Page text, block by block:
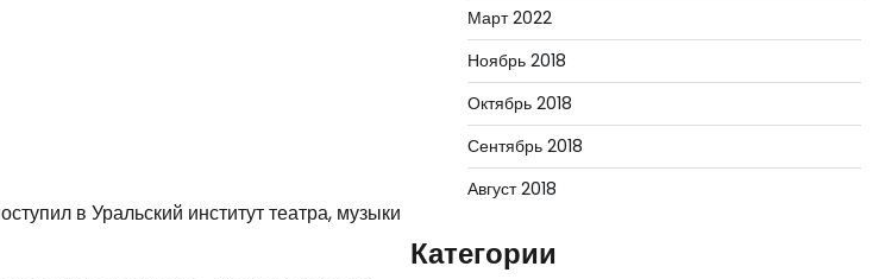
в Уральский институт театра, музыки
Март 2022
Ноябрь 2018
Октябрь 2018
Сентябрь 2018
Август 2018
Категории